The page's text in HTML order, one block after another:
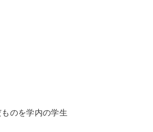
のを学内の学生